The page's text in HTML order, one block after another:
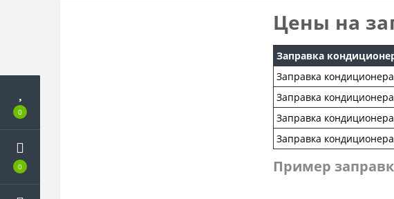
0
0
Цены на
Заправка
Заправка
Заправка
Заправка
Заправка
Пример